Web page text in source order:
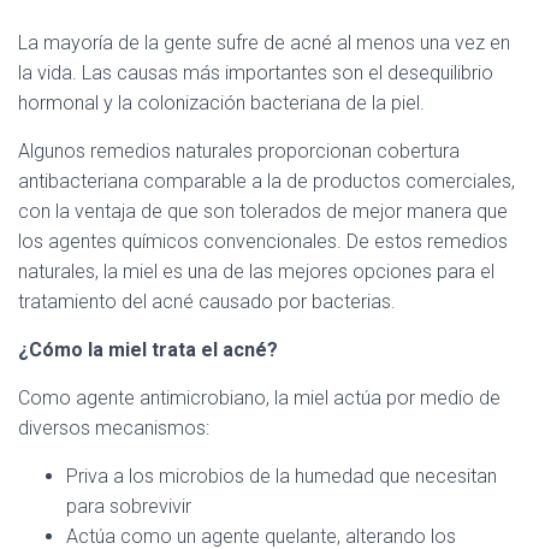
La mayoría de la gente sufre de acné al menos una vez en
la vida. Las causas más importantes son el desequilibrio
hormonal y la colonización bacteriana de la piel.
Algunos remedios naturales proporcionan cobertura
antibacteriana comparable a la de productos comerciales,
con la ventaja de que son tolerados de mejor manera que
los agentes químicos convencionales. De estos remedios
naturales, la miel es una de las mejores opciones para el
tratamiento del acné causado por bacterias.
¿Cómo la miel trata el acné?
Como agente antimicrobiano, la miel actúa por medio de
diversos mecanismos:
Priva a los microbios de la humedad que necesitan
para sobrevivir
Actúa como un agente quelante, alterando los